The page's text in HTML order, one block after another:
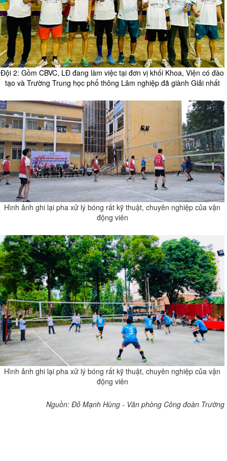
Đội 2: Gồm CBVC, LĐ đang làm việc tại đơn vị khối Khoa, Viện có đào
tạo và Trường Trung học phổ thông Lâm nghiệp đã giành Giải nhất
Hình ảnh ghi lại pha xử lý bóng rất kỹ thuật, chuyên nghiệp của vận
động viên
Hình ảnh ghi lại pha xử lý bóng rất kỹ thuật, chuyên nghiệp của vận
động viên
Nguồn: Đỗ Mạnh Hùng - Văn phòng Công đoàn Trường